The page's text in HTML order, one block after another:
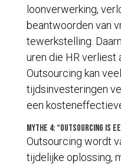
loonverwerking,
beantwoorden van
tewerkstelling.
uren die HR verliest
Outsourcing kan
tijdsinvesteringen
een
Mythe 4: “Outsourcing is
Outsourcing wordt
tijdelijke oplossing,